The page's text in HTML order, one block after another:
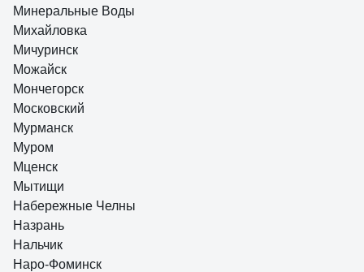
Минеральные Воды
Михайловка
Мичуринск
Можайск
Мончегорск
Московский
Мурманск
Муром
Мценск
Мытищи
Набережные Челны
Назрань
Нальчик
Наро-Фоминск